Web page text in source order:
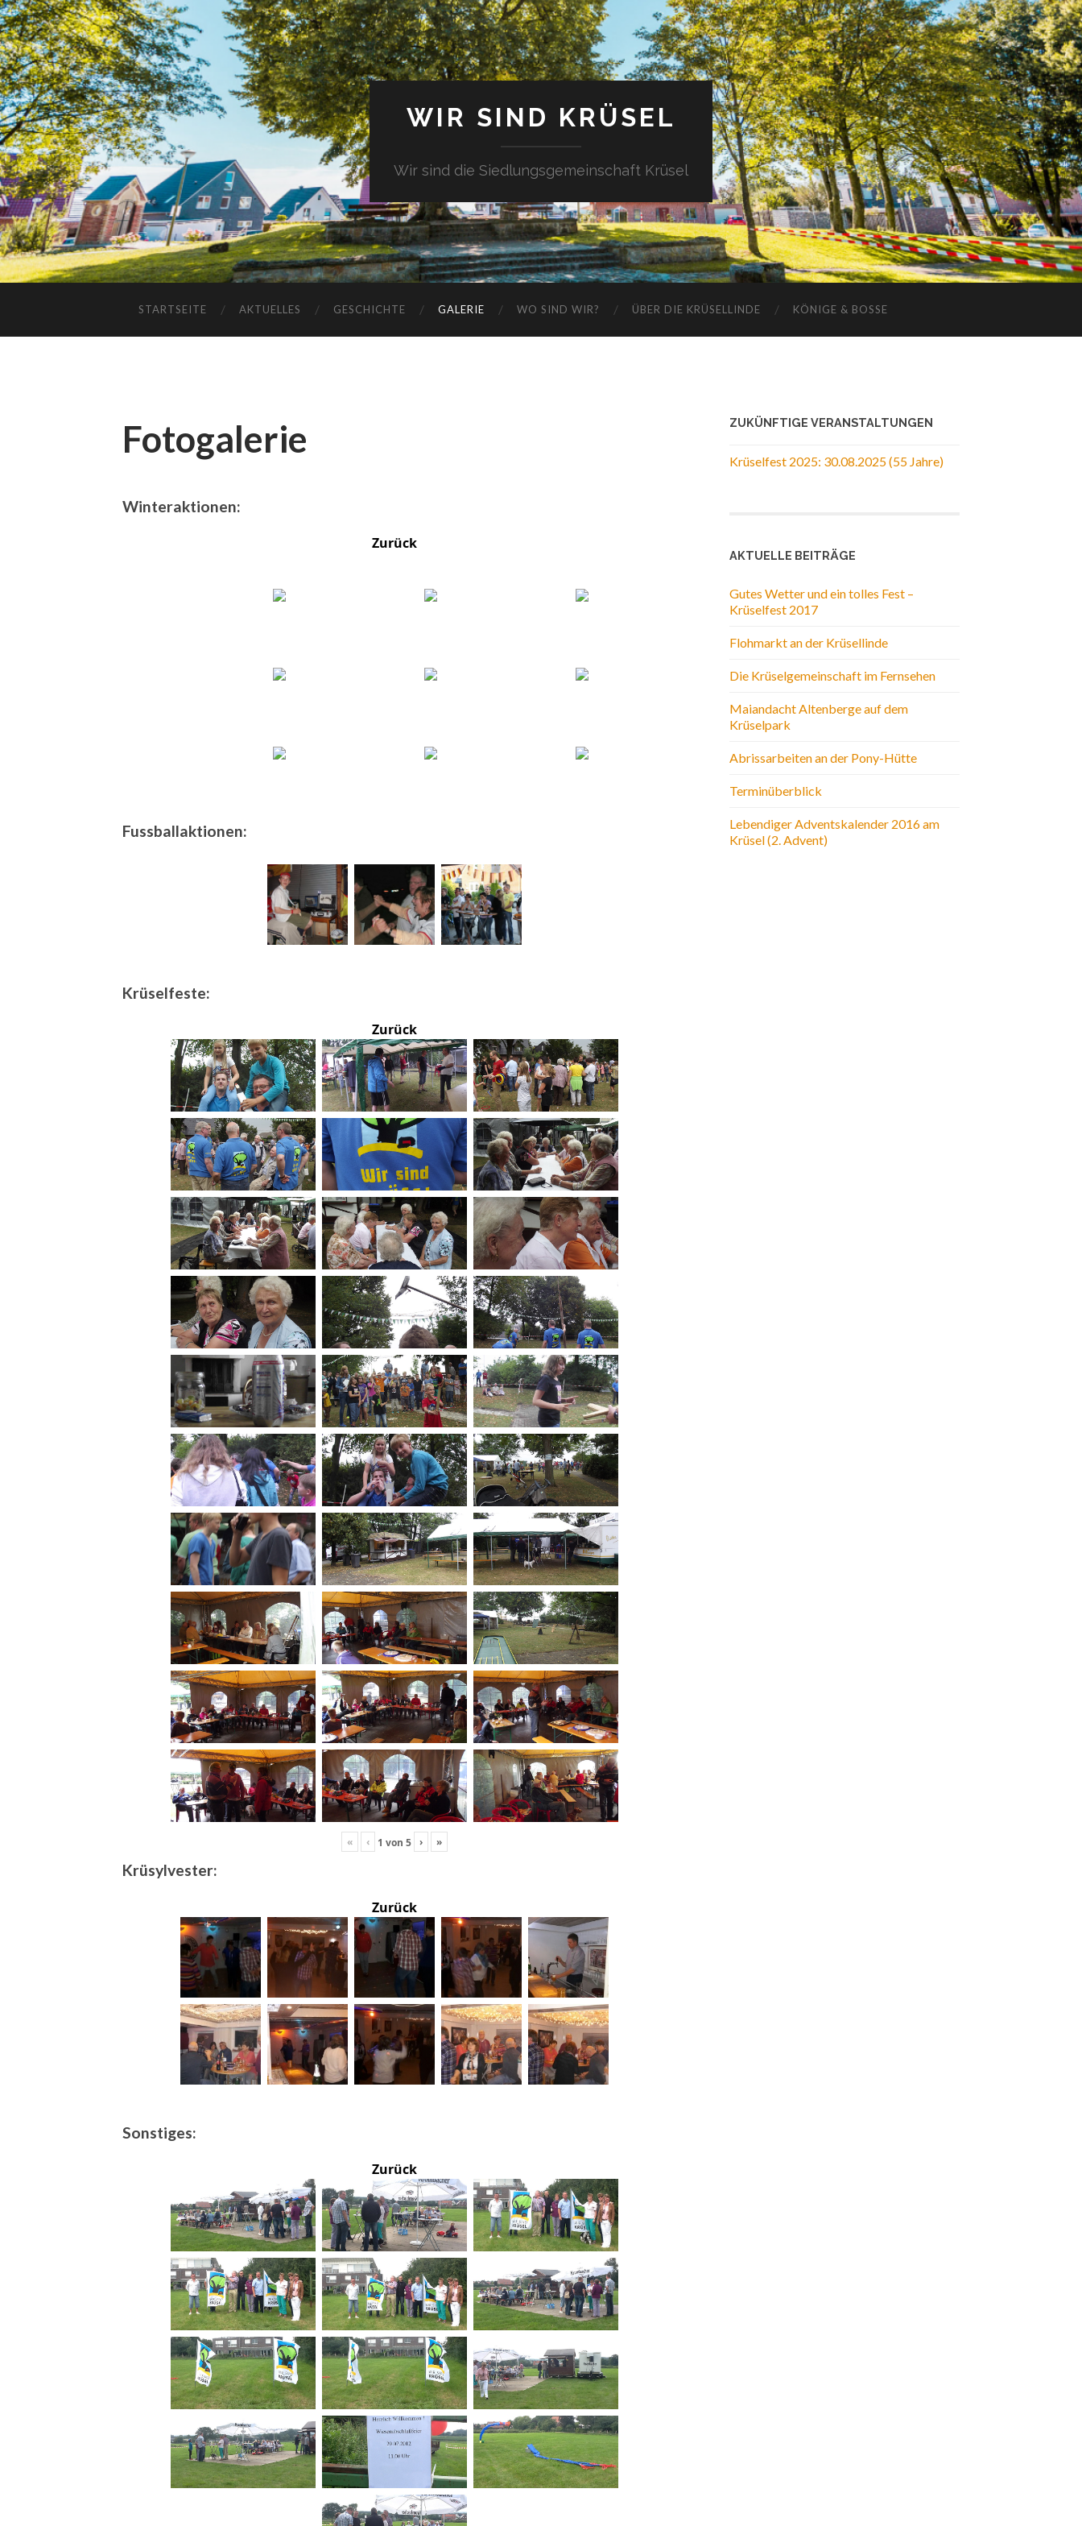
WIR SIND KRÜSEL
Wir sind die Siedlungsgemeinschaft Krüsel
STARTSEITE AKTUELLES GESCHICHTE GALERIE WO SIND WIR? ÜBER DIE KRÜSELLINDE KÖNIGE & BOSSE
Fotogalerie
Winteraktionen:
Zurück
Fussballaktionen:
Krüselfeste:
Zurück
« ‹ 1 von 5 › »
Krüsylvester:
Zurück
Sonstiges:
Zurück
ZUKÜNFTIGE VERANSTALTUNGEN
Krüselfest 2025: 30.08.2025 (55 Jahre)
AKTUELLE BEITRÄGE
Gutes Wetter und ein tolles Fest –
Krüselfest 2017
Flohmarkt an der Krüsellinde
Die Krüselgemeinschaft im Fernsehen
Maiandacht Altenberge auf dem
Krüselpark
Abrissarbeiten an der Pony-Hütte
Terminüberblick
Lebendiger Adventskalender 2016 am
Krüsel (2. Advent)